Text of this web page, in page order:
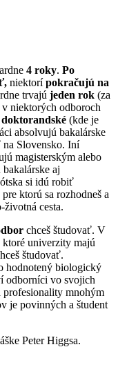
4 roky. Po
niektorípokračujú na
trvajú jeden rok (za
niektorých odboroch
(kde je
absolvujú bakalárske
Slovensko. Iní
magisterským alebo
aj
si idú robiť
ktorú sa rozhodneš a
cesta.
chceš študovať. V
univerzity majú
študovať.
hodnotený biologický
odborníci vo svojich
profesionality mnohým
je povinných a študent
Peter Higgsa.